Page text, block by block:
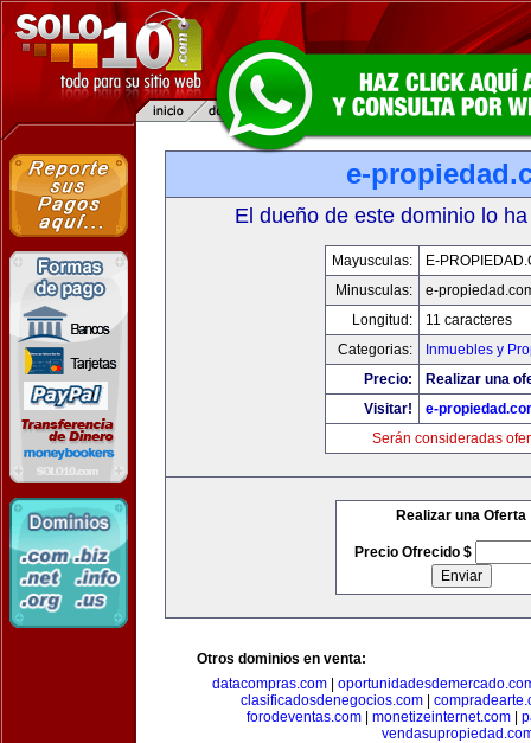
e-
El dueño de este dominio lo
Mayusculas:
E-
Minusculas:
e-
Longitud:
11 caracteres
Categorias:
Inmuebles y
Precio:
Realizar una
Visitar!
e-
Serán consideradas
Realizar una Oferta
Precio Ofrecido $
Otros dominios en venta:
datacompras.com
clasificadosdenegocios.com|
forodeventas.com| monetizeinternet.com|